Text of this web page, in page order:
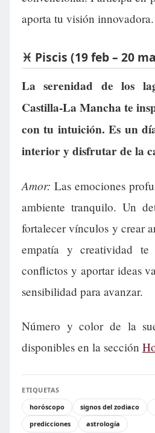
aporta tu visión innovadora.
♓ Piscis (19 feb – 20
La serenidad de los
Castilla-La Mancha te
con tu intuición. Es un
interior y disfrutar de la
Amor: Las emociones
ambiente tranquilo. Un
fortalecer vínculos y crear
empatía y creatividad te
conflictos y aportar ideas
sensibilidad para avanzar.
Número y color de la
disponibles en la sección
ETIQUETAS
horóscopo
signos del zodiaco
predicciones
astrología